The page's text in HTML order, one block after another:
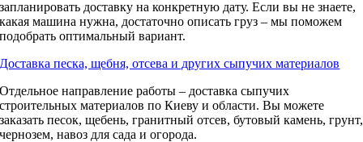
запланировать доставку на конкретную дату. Если вы не знаете,
какая машина нужна, достаточно описать груз – мы поможем
подобрать оптимальный вариант.
Доставка песка, щебня, отсева и других сыпучих материалов
Отдельное направление работы – доставка сыпучих
строительных материалов по Киеву и области. Вы можете
заказать песок, щебень, гранитный отсев, бутовый камень, грунт,
чернозем, навоз для сада и огорода.